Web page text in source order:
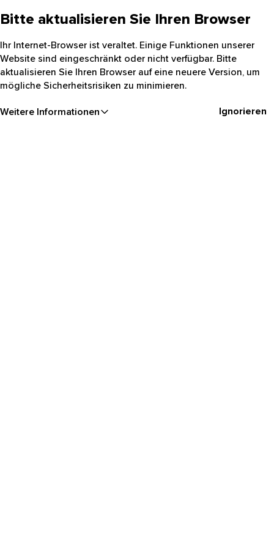
Bitte aktualisieren Sie Ihren Browser
Ihr Internet-Browser ist veraltet. Einige Funktionen unserer
Website sind eingeschränkt oder nicht verfügbar. Bitte
aktualisieren Sie Ihren Browser auf eine neuere Version, um
mögliche Sicherheitsrisiken zu minimieren.
Weitere Informationen Ignorieren